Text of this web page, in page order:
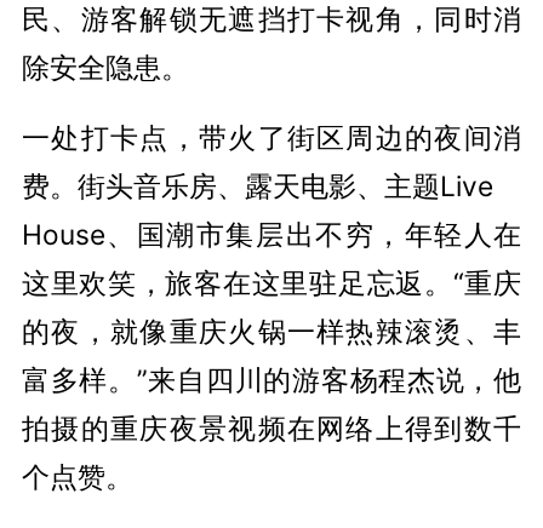
民、游客解锁无遮挡打卡视角，同时消
除安全隐患。
一处打卡点，带火了街区周边的夜间消
费。街头音乐房、露天电影、主题Live
House、国潮市集层出不穷，年轻人在
这里欢笑，旅客在这里驻足忘返。“重庆
的夜，就像重庆火锅一样热辣滚烫、丰
富多样。”来自四川的游客杨程杰说，他
拍摄的重庆夜景视频在网络上得到数千
个点赞。